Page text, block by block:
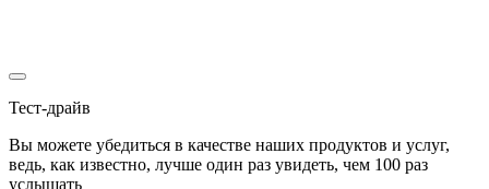
Тест-драйв
Вы можете убедиться в качестве наших продуктов и услуг,
ведь, как известно, лучше один раз увидеть, чем 100 раз
услышать